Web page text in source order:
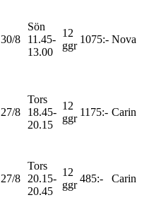
30/8
Sön
11.45-
13.00
12
ggr
1075:- Nova
27/8
Tors
18.45-
20.15
12
ggr
1175:- Carin
27/8
Tors
20.15-
20.45
12
ggr
485:- Carin